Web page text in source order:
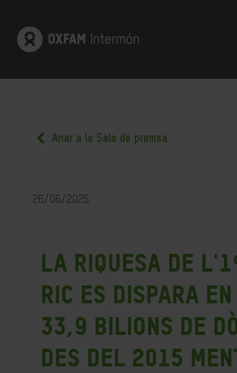
Anar a la Sala de premsa
26/06/2025
La riquesa de
ric es dispara en
33,9 bilions de
des del 2015